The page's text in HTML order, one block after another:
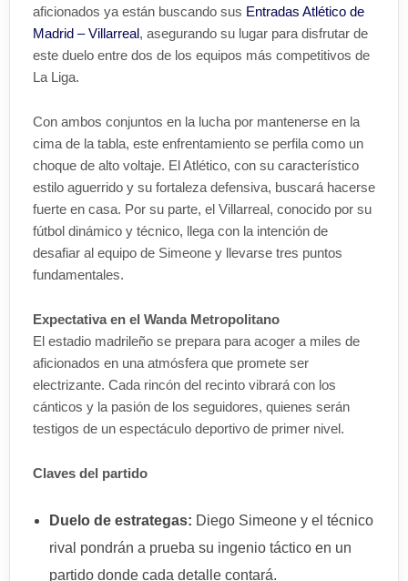
aficionados ya están buscando sus Entradas Atlético de
Madrid – Villarreal, asegurando su lugar para disfrutar de
este duelo entre dos de los equipos más competitivos de
La Liga.
Con ambos conjuntos en la lucha por mantenerse en la
cima de la tabla, este enfrentamiento se perfila como un
choque de alto voltaje. El Atlético, con su característico
estilo aguerrido y su fortaleza defensiva, buscará hacerse
fuerte en casa. Por su parte, el Villarreal, conocido por su
fútbol dinámico y técnico, llega con la intención de
desafiar al equipo de Simeone y llevarse tres puntos
fundamentales.
Expectativa en el Wanda Metropolitano
El estadio madrileño se prepara para acoger a miles de
aficionados en una atmósfera que promete ser
electrizante. Cada rincón del recinto vibrará con los
cánticos y la pasión de los seguidores, quienes serán
testigos de un espectáculo deportivo de primer nivel.
Claves del partido
Duelo de estrategas: Diego Simeone y el técnico
rival pondrán a prueba su ingenio táctico en un
partido donde cada detalle contará.